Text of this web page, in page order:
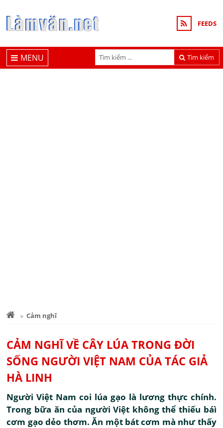
FEEDS
Tìm kiếm
MENU
Cảm nghĩ
CẢM NGHĨ VỀ CÂY LÚA TRONG ĐỜI
SỐNG NGƯỜI VIỆT NAM CỦA TÁC GIẢ
HÀ LINH
Người Việt Nam coi lúa gạo là lương thực chính.
Trong bữa ăn của người Việt không thể thiếu báì
cơm gạo dẻo thơm. Ăn một bát cơm mà như thấy